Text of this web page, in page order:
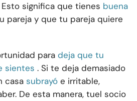
Esto significa que tienes buena
pareja y que tu pareja quiere
para deja que tu
sientes . Si te deja demasiado
casa subrayó e irritable,
De esta manera, tuel socio